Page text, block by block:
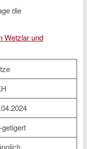
die
Wetzlar und
getigert